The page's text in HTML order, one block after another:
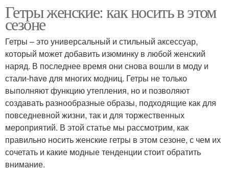
Гетры женские: как носить в этом
сезоне
Гетры – это универсальный и стильный аксессуар,
который может добавить изюминку в любой женский
наряд. В последнее время они снова вошли в моду и
стали-have для многих модниц. Гетры не только
выполняют функцию утепления, но и позволяют
создавать разнообразные образы, подходящие как для
повседневной жизни, так и для торжественных
мероприятий. В этой статье мы рассмотрим, как
правильно носить женские гетры в этом сезоне, с чем их
сочетать и какие модные тенденции стоит обратить
внимание.